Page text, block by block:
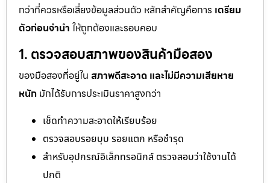
กว่าที่ควรหรือเสี่ยงข้อมูลส่วนตัว หลักสำคัญคือการ เตรียม
ตัวก่อนจำนำ ให้ถูกต้องและรอบคอบ
1. ตรวจสอบสภาพของสินค้ามือสอง
ของมือสองที่อยู่ใน สภาพดีสะอาด และไม่มีความเสียหาย
หนัก มักได้รับการประเมินราคาสูงกว่า
เช็ดทำความสะอาดให้เรียบร้อย
ตรวจสอบรอยบุบ รอยแตก หรือชำรุด
สำหรับอุปกรณ์อิเล็กทรอนิกส์ ตรวจสอบว่าใช้งานได้
ปกติ